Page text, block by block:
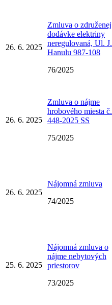
26. 6. 2025
Zmluva o združenej
dodávke elektriny
neregulovaná, Ul. J.
Hanulu 987-108
76/2025
26. 6. 2025
Zmluva o nájme
hrobového miesta č.
448-2025 SS
75/2025
26. 6. 2025
Nájomná zmluva
74/2025
25. 6. 2025
Nájomná zmluva o
nájme nebytových
priestorov
73/2025